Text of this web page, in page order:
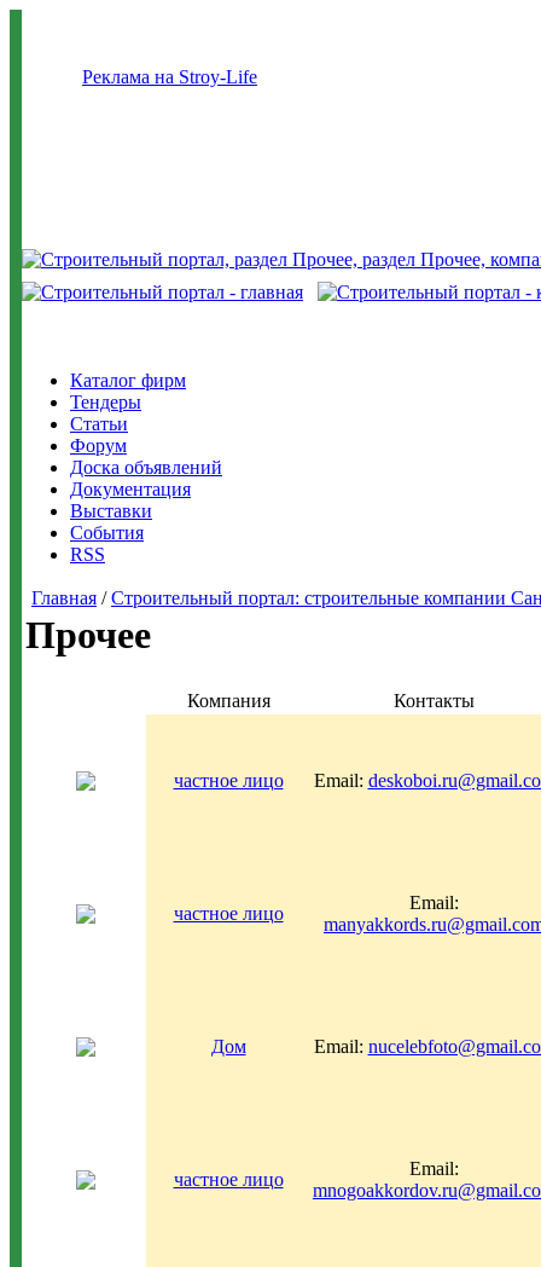
Реклама на Stroy-Life
Каталог фирм
Тендеры
Статьи
Форум
Доска объявлений
Документация
Выставки
События
RSS
Главная /Строительный портал: строительные компании
Прочее
Компания Контакты
частное лицо Email:
частное лицо
Email:
Дом Email:
частное лицо
Email: